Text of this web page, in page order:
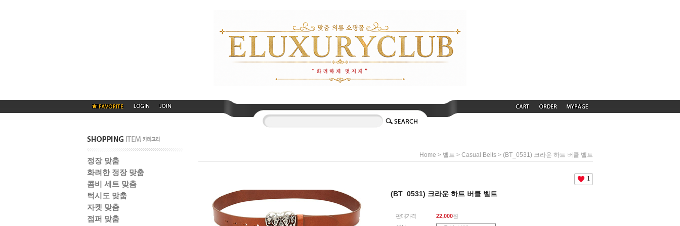
정장 맞춤
화려한 정장 맞춤
콤비 세트 맞춤
턱시도 맞춤
자켓 맞춤
점퍼 맞춤
Home > 벨트 > Casual Belts > (BT_0531) 크라운 하트 버클 벨트
1
(BT_0531) 크라운 하트 버클 벨트
판매가격 22,000원